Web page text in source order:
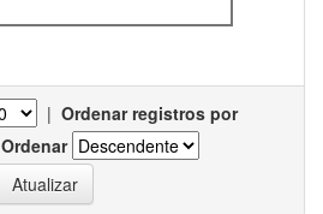
| Ordenar registros por
Ordenar